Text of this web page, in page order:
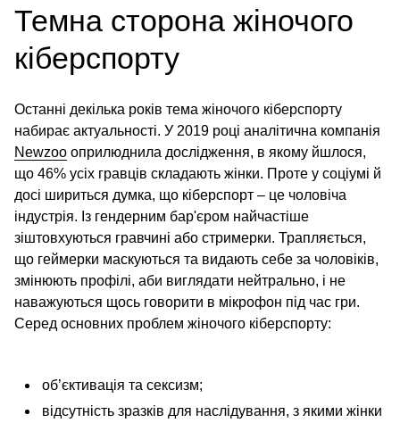
Темна сторона жіночого
кіберспорту
Останні декілька років тема жіночого кіберспорту
набирає актуальності. У 2019 році аналітична компанія
Newzoo оприлюднила дослідження, в якому йшлося,
що 46% усіх гравців складають жінки. Проте у соціумі й
досі шириться думка, що кіберспорт – це чоловіча
індустрія. Із гендерним бар'єром найчастіше
зіштовхуються гравчині або стримерки. Трапляється,
що геймерки маскуються та видають себе за чоловіків,
змінюють профілі, аби виглядати нейтрально, і не
наважуються щось говорити в мікрофон під час гри.
Серед основних проблем жіночого кіберспорту:
об’єктивація та сексизм;
відсутність зразків для наслідування, з якими жінки